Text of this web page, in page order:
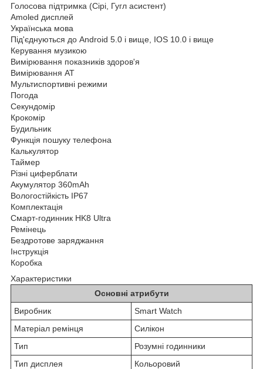
Голосова підтримка (Сірі, Гугл асистент)
Amoled дисплей
Українська мова
Під'єднуються до Android 5.0 і вище, IOS 10.0 і вище
Керування музикою
Вимірювання показників здоров'я
Вимірювання АТ
Мультиспортивні режими
Погода
Секундомір
Крокомір
Будильник
Функція пошуку телефона
Калькулятор
Таймер
Різні циферблати
Акумулятор 360mAh
Вологостійкість IP67
Комплектація
Смарт-годинник HK8 Ultra
Ремінець
Бездротове заряджання
Інструкція
Коробка
Характеристики
Основні атрибути
Виробник
Smart Watch
Матеріал ремінця
Силікон
Тип
Розумні годинники
Тип дисплея
Кольоровий